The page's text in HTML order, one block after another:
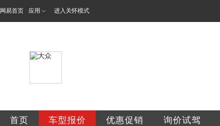
网易首页 应用 进入关怀模式
首页 车型报价 优惠促销 询价试驾